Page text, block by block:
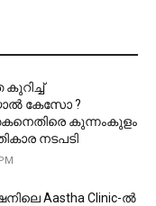
കേസോ ?
കുന്നംകുളം
നടപടി
Aastha Clinic-ൽ